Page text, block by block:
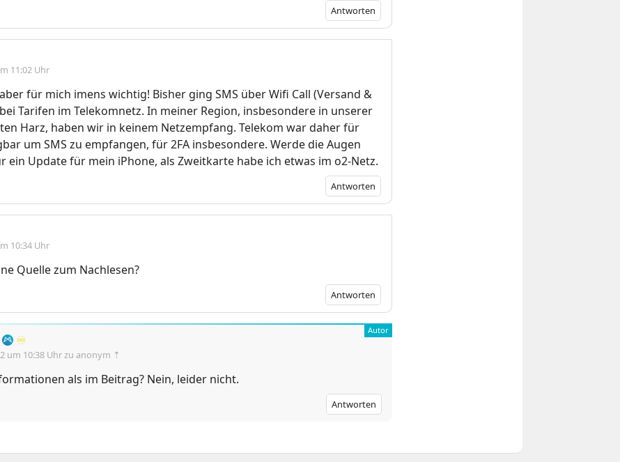
Antworten
11:02 Uhr
für mich imens wichtig! Bisher ging SMS über Wifi Call (Versand &
Tarifen im Telekomnetz. In meiner Region, insbesondere in unserer
Harz, haben wir in keinem Netzempfang. Telekom war daher für
um SMS zu empfangen, für 2FA insbesondere. Werde die Augen
ein Update für mein iPhone, als Zweitkarte habe ich etwas im o2-Netz.
Antworten
10:34 Uhr
Quelle zum Nachlesen?
Antworten
♾️
um 10:38 Uhr zu anonym ⇡
als im Beitrag? Nein, leider nicht.
Antworten